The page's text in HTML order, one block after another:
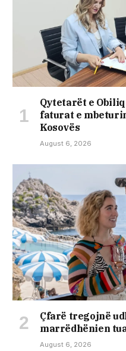
Qytetarët e
faturat e
Kosovës
August 6, 2026
Çfarë tregojnë
marrëdhënien
August 6, 2026